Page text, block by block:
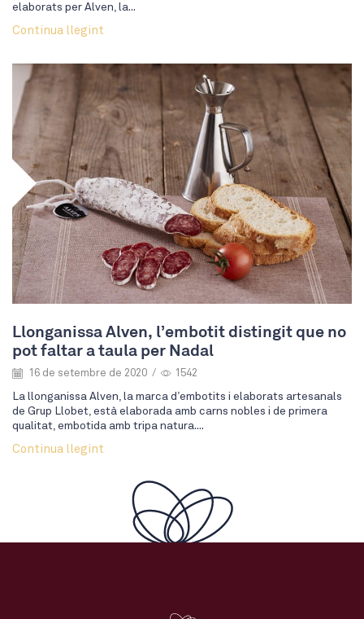
elaborats per Alven, la...
Continua llegint
Llonganissa Alven, l’embotit distingit que no
pot faltar a taula per Nadal
16 de setembre de 2020 / 1542
La llonganissa Alven, la marca d’embotits i elaborats artesanals
de Grup Llobet, està elaborada amb carns nobles i de primera
qualitat, embotida amb tripa natura....
Continua llegint